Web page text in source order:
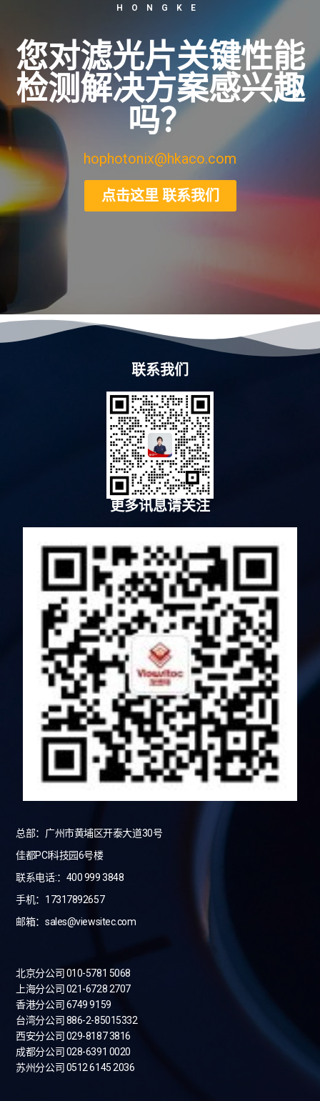
HONGKE
您对滤光片关键性能
检测解决方案感兴趣
吗？
hophotonix@hkaco.com
点击这里 联系我们
联系我们
更多讯息请关注
总部：广州市黄埔区开泰大道30号
佳都PCI科技园6号楼
联系电话:：400 999 3848
手机：17317892657
邮箱：sales@viewsitec.com
北京分公司 010-5781 5068
上海分公司 021-6728 2707
香港分公司 6749 9159
台湾分公司 886-2-85015332
西安分公司 029-8187 3816
成都分公司 028-6391 0020
苏州分公司 0512 6145 2036